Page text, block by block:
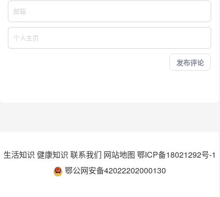
生活知识 健康知识 联系我们 网站地图 鄂ICP备18021292号-1
鄂公网安备42022202000130